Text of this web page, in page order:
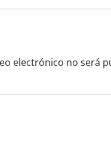
electrónico no será